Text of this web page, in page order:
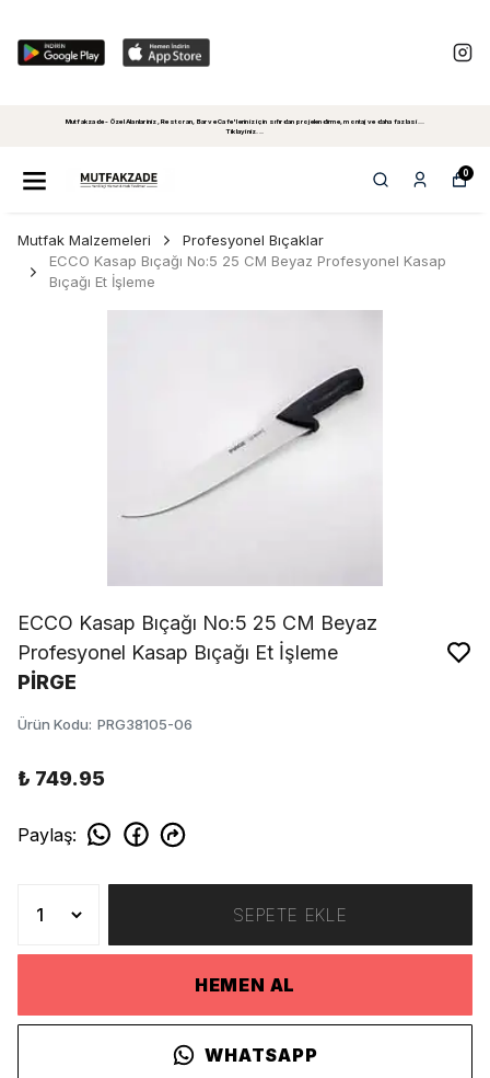
Mutfakzade - Özel Alanlariniz, Restoran, Bar ve Cafe'leriniz için sıfırdan projelendirme, montaj ve daha fazlasi...
Tiklayiniz...
0
Mutfak Malzemeleri
Profesyonel Bıçaklar
ECCO Kasap Bıçağı No:5 25 CM Beyaz Profesyonel Kasap
Bıçağı Et İşleme
ECCO Kasap Bıçağı No:5 25 CM Beyaz
Profesyonel Kasap Bıçağı Et İşleme
PİRGE
Ürün Kodu: PRG38105-06
₺ 749.95
Paylaş:
SEPETE EKLE
HEMEN AL
WHATSAPP